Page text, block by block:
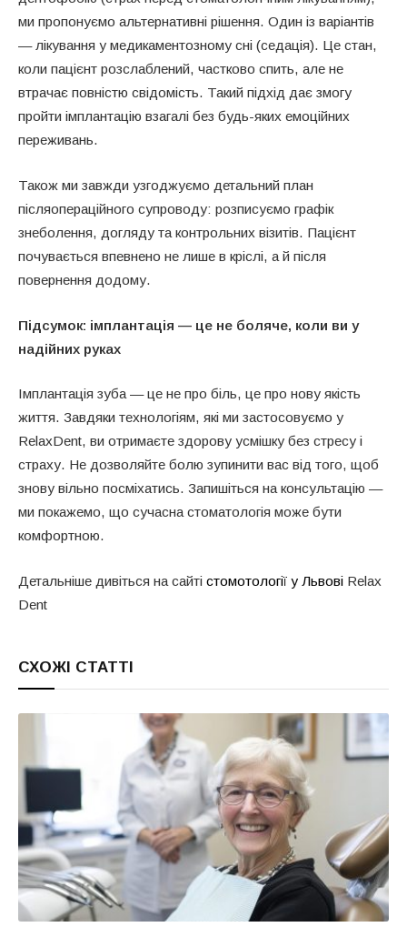
ми пропонуємо альтернативні рішення. Один із варіантів
— лікування у медикаментозному сні (седація). Це стан,
коли пацієнт розслаблений, частково спить, але не
втрачає повністю свідомість. Такий підхід дає змогу
пройти імплантацію взагалі без будь-яких емоційних
переживань.
Також ми завжди узгоджуємо детальний план
післяопераційного супроводу: розписуємо графік
знеболення, догляду та контрольних візитів. Пацієнт
почувається впевнено не лише в кріслі, а й після
повернення додому.
Підсумок: імплантація — це не боляче, коли ви у
надійних руках
Імплантація зуба — це не про біль, це про нову якість
життя. Завдяки технологіям, які ми застосовуємо у
RelaxDent, ви отримаєте здорову усмішку без стресу і
страху. Не дозволяйте болю зупинити вас від того, щоб
знову вільно посміхатись. Запишіться на консультацію —
ми покажемо, що сучасна стоматологія може бути
комфортною.
Детальніше дивіться на сайті стомотології у Львові Relax
Dent
СХОЖІ СТАТТІ